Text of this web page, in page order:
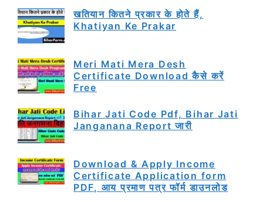
खतियान कितने प्रकार के होते हैं,
Khatiyan Ke Prakar
Meri Mati Mera Desh
Certificate Download कैसे करें
Free
Bihar Jati Code Pdf, Bihar Jati
Janganana Report जारी
Download & Apply Income
Certificate Application form
PDF, आय प्रमाण पत्र फॉर्म डाउनलोड